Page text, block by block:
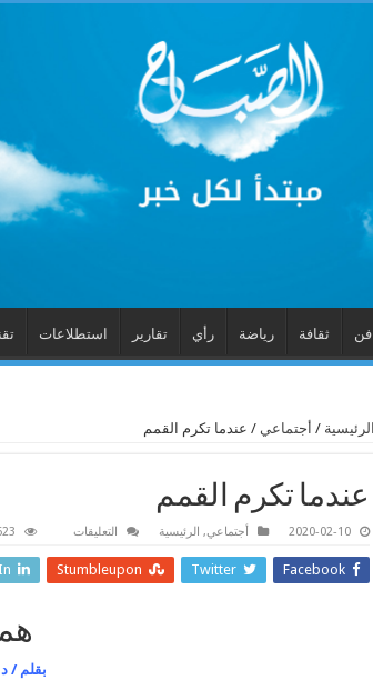
فن ثقافة رياضة رأي تقارير استطلاعات
الرئيسية / أجتماعي / عندما تكرم القمم
عندما تكرم القمم
2020-02-10 أجتماعي, الرئيسية التعليقات
تكرم
القمم
623
Facebook
Twitter
Stumbleupon
بقلم /